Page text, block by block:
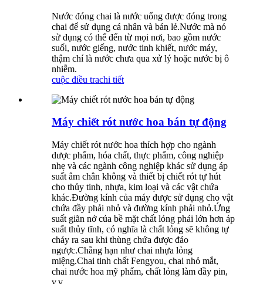
Nước đóng chai là nước uống được đóng trong
chai để sử dụng cá nhân và bán lẻ.Nước mà nó
sử dụng có thể đến từ mọi nơi, bao gồm nước
suối, nước giếng, nước tinh khiết, nước máy,
thậm chí là nước chưa qua xử lý hoặc nước bị ô
nhiễm.
cuộc điều trachi tiết
Máy chiết rót nước hoa bán tự động
Máy chiết rót nước hoa thích hợp cho ngành
dược phẩm, hóa chất, thực phẩm, công nghiệp
nhẹ và các ngành công nghiệp khác sử dụng áp
suất âm chân không và thiết bị chiết rót tự hút
cho thủy tinh, nhựa, kim loại và các vật chứa
khác.Đường kính của máy được sử dụng cho vật
chứa đầy phải nhỏ và đường kính phải nhỏ.Ứng
suất giãn nở của bề mặt chất lỏng phải lớn hơn áp
suất thủy tĩnh, có nghĩa là chất lỏng sẽ không tự
chảy ra sau khi thùng chứa được đảo
ngược.Chẳng hạn như chai nhựa lỏng
miệng.Chai tinh chất Fengyou, chai nhỏ mắt,
chai nước hoa mỹ phẩm, chất lỏng làm đầy pin,
v.v.